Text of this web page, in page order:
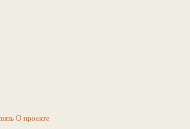
О проекте